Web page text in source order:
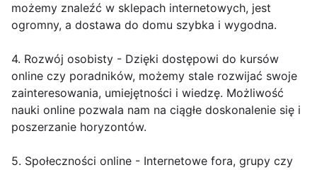
możemy znaleźć w sklepach internetowych, jest
ogromny, a dostawa do domu szybka i wygodna.
4. Rozwój osobisty - Dzięki dostępowi do kursów
online czy poradników, możemy stale rozwijać swoje
zainteresowania, umiejętności i wiedzę. Możliwość
nauki online pozwala nam na ciągłe doskonalenie się i
poszerzanie horyzontów.
5. Społeczności online - Internetowe fora, grupy czy